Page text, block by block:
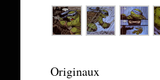
Originaux